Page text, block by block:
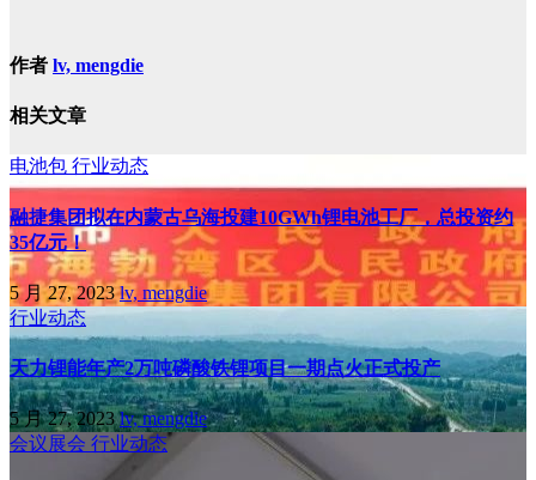
作者 lv, mengdie
相关文章
电池包 行业动态
融捷集团拟在内蒙古乌海投建10GWh锂电池工厂，总投资约
35亿元！
5 月 27, 2023lv, mengdie
行业动态
天力锂能年产2万吨磷酸铁锂项目一期点火正式投产
5 月 27, 2023lv, mengdie
会议展会 行业动态